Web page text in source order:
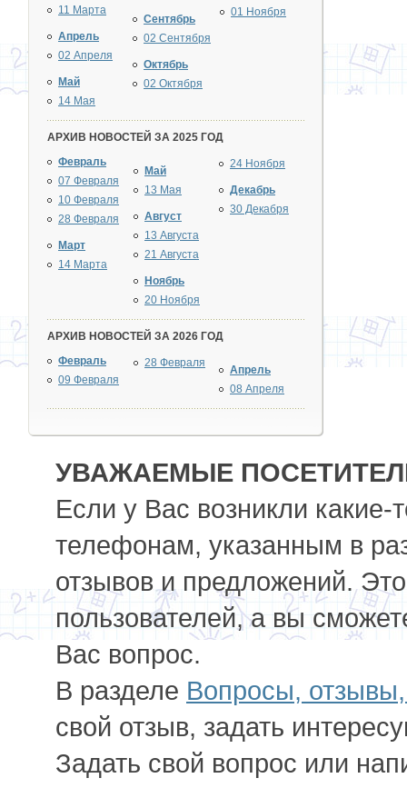
11 Марта
Апрель
02 Апреля
Май
14 Мая
Сентябрь
02 Сентября
Октябрь
02 Октября
01 Ноября
АРХИВ НОВОСТЕЙ ЗА 2025 ГОД
Февраль
07 Февраля
10 Февраля
28 Февраля
Март
14 Марта
Май
13 Мая
Август
13 Августа
21 Августа
Ноябрь
20 Ноября
24 Ноября
Декабрь
30 Декабря
АРХИВ НОВОСТЕЙ ЗА 2026 ГОД
Февраль
09 Февраля
28 Февраля
Апрель
08 Апреля
УВАЖАЕМЫЕ
Если у Вас возникли
телефонам, указанным в
отзывов и предложений.
пользователей, а вы
Вас вопрос.
В разделе Вопросы,
свой отзыв, задать
Задать свой вопрос или